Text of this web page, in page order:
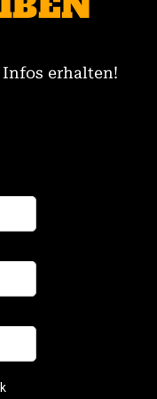
erhalten!